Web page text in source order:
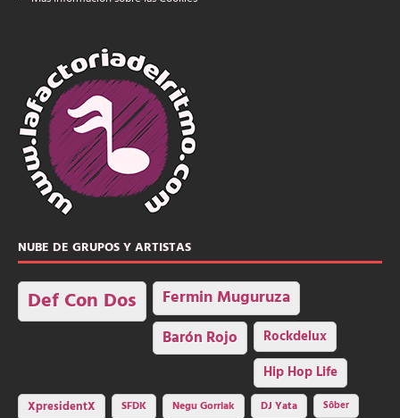
NUBE DE GRUPOS Y ARTISTAS
Def Con Dos Fermin Muguruza
Barón Rojo Rockdelux
Hip Hop Life
XpresidentX SFDK Negu Gorriak DJ Yata
Sôber